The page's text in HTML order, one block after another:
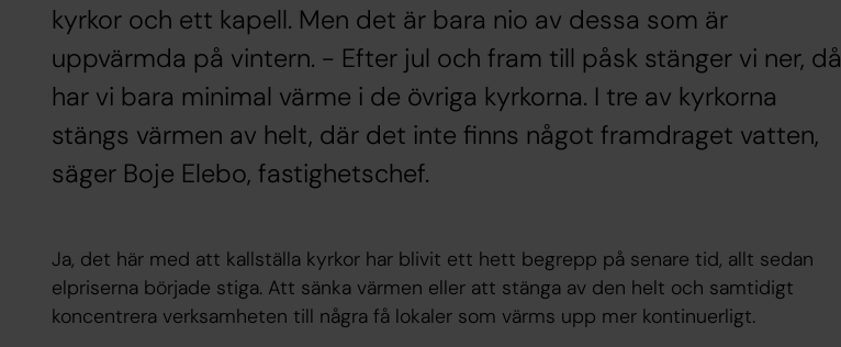
kyrkor och ett kapell. Men det är bara nio av dessa som är
uppvärmda på vintern. - Efter jul och fram till påsk stänger vi ner, då
har vi bara minimal värme i de övriga kyrkorna. I tre av kyrkorna
stängs värmen av helt, där det inte finns något framdraget vatten,
säger Boje Elebo, fastighetschef.
Ja, det här med att kallställa kyrkor har blivit ett hett begrepp på senare tid, allt sedan
elpriserna började stiga. Att sänka värmen eller att stänga av den helt och samtidigt
koncentrera verksamheten till några få lokaler som värms upp mer kontinuerligt.